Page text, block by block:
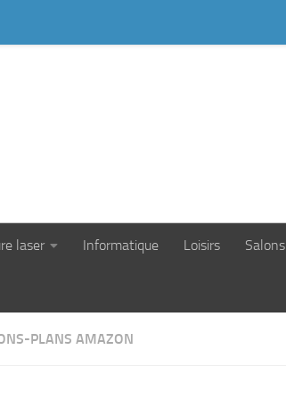
laser Informatique Loisirs Salons
PLANS AMAZON